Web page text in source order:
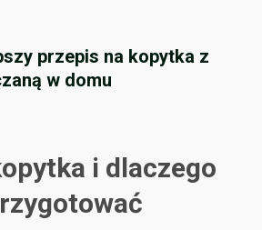
przepis na kopytka z
w domu
i dlaczego